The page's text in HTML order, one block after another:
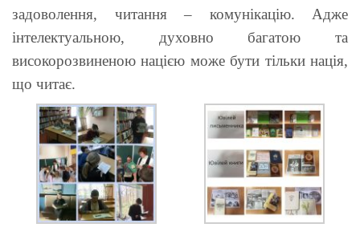
задоволення, читання – комунікацію. Адже
інтелектуальною, духовно багатою та
високорозвиненою нацією може бути тільки нація,
що читає.